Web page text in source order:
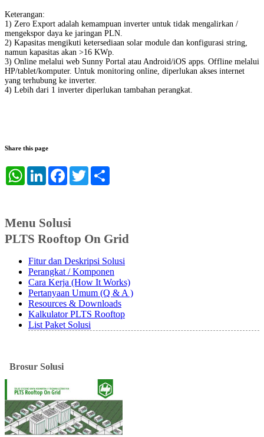
Keterangan:
1) Zero Export adalah kemampuan inverter untuk tidak mengalirkan /
mengekspor daya ke jaringan PLN.
2) Kapasitas mengikuti ketersediaan solar module dan konfigurasi string,
namun kapasitas akan >16 KWp.
3) Online melalui web Sunny Portal atau Android/iOS apps. Offline melalui
HP/tablet/komputer. Untuk monitoring online, diperlukan akses internet
yang terhubung ke inverter.
4) Lebih dari 1 inverter diperlukan tambahan perangkat.
Share this page
WhatsAppLinkedInFacebook
Twitter
Menu Solusi
PLTS Rooftop On Grid
Fitur dan Deskripsi Solusi
Perangkat / Komponen
Cara Kerja (How It Works)
Pertanyaan Umum (Q & A )
Resources & Downloads
Kalkulator PLTS Rooftop
List Paket Solusi
Brosur Solusi